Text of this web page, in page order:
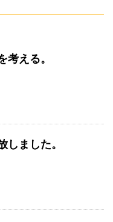
考える。
しました。